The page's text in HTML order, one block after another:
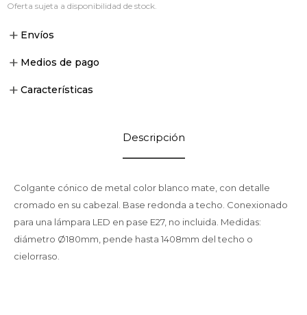
Oferta sujeta a disponibilidad de stock.
Envíos
Medios de pago
Características
Descripción
Colgante cónico de metal color blanco mate, con detalle
cromado en su cabezal. Base redonda a techo. Conexionado
para una lámpara LED en pase E27, no incluida. Medidas:
diámetro Ø180mm, pende hasta 1408mm del techo o
cielorraso.